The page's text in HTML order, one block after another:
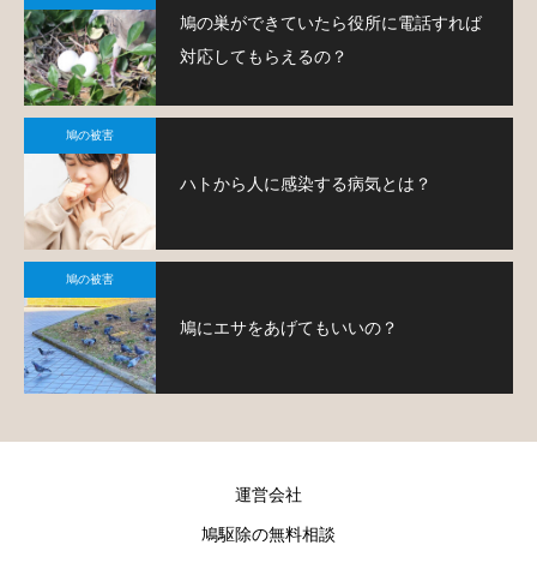
鳩の巣ができていたら役所に電話すれば
対応してもらえるの？
鳩の被害
ハトから人に感染する病気とは？
鳩の被害
鳩にエサをあげてもいいの？
運営会社
鳩駆除の無料相談